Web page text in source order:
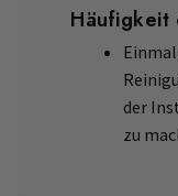
Häufigkeit
der
zu